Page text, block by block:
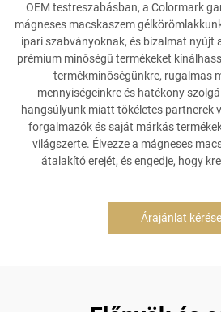
OEM testreszabásban, a Colormark
mágneses macskaszem
ipari szabványoknak, és bizalmat nyújt
prémium minőségű termékeket
termékminőségünkre, rugalmas
mennyiségeinkre és hatékony
hangsúlyunk miatt tökéletes partnerek
forgalmazók és saját márkás
világszerte. Élvezze a mágneses
átalakító erejét, és engedje, hogy
Árajánlat kérése